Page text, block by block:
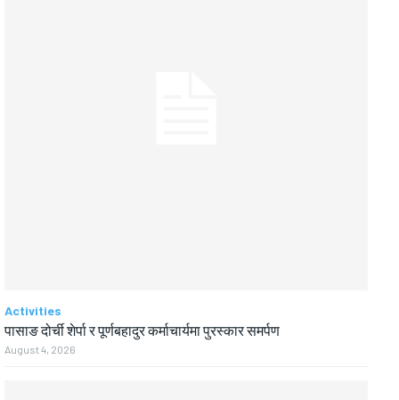
Activities
पासाङ दोर्ची शेर्पा र पूर्णबहादुर कर्माचार्यमा पुरस्कार समर्पण
August 4, 2026